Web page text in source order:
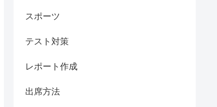
スポーツ
テスト対策
レポート作成
出席方法